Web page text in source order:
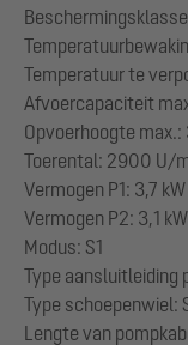
Temperatuur te
Afvoercapaciteit
Opvoerhoogte max.:
Toerental: 2900 U/
Vermogen P1: 3,7 kW
Vermogen P2: 3,1 kW
Modus: S1
Type aansluitleiding
Type schoepenwiel:
Lengte van